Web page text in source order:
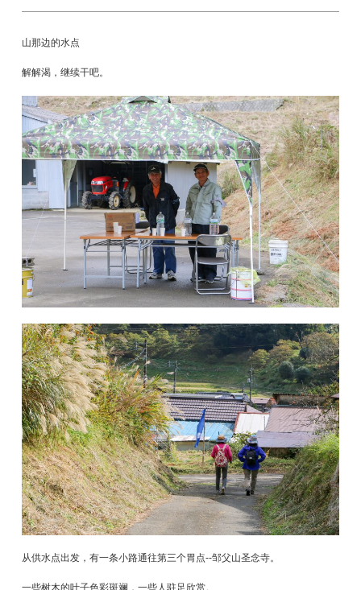
山那边的水点
解解渴，继续干吧。
从供水点出发，有一条小路通往第三个胃点--邹父山圣念寺。
一些树木的叶子色彩斑斓，一些人驻足欣赏。